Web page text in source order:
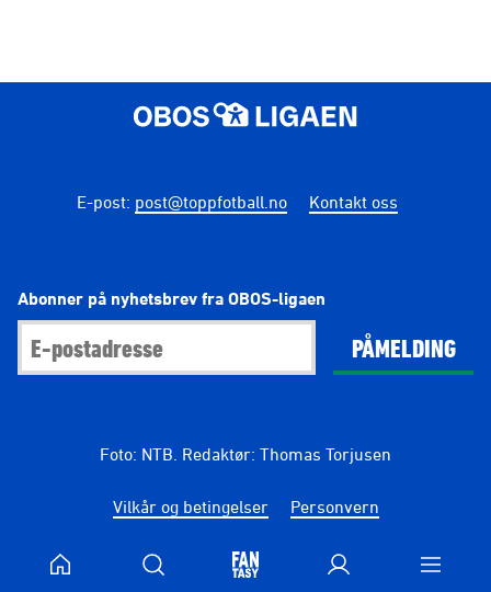
E-post: post@toppfotball.no Kontakt oss
Abonner på nyhetsbrev fra OBOS-ligaen
PÅMELDING
Foto: NTB. Redaktør: Thomas Torjusen
Vilkår og betingelser Personvern